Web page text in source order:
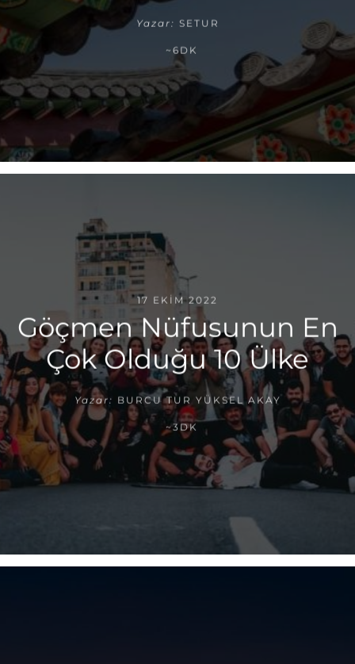
Yazar: SETUR
~6DK
17 EKIM 2022
Göçmen Nüfusunun En
Çok Olduğu 10 Ülke
Yazar: BURCU TUR YÜKSEL AKAY
~3DK